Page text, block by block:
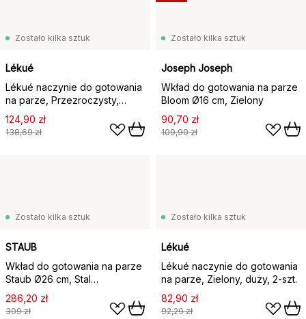
Zostało kilka sztuk
Lékué
Lékué naczynie do gotowania
na parze, Przezroczysty,
szkło, 2‑szt.
124,90 zł
138,69 zł
Zostało kilka sztuk
Joseph Joseph
Wkład do gotowania na parze
Bloom Ø16 cm, Zielony
90,70 zł
109,90 zł
Zostało kilka sztuk
STAUB
Wkład do gotowania na parze
Staub Ø26 cm, Stal
nierdzewna
286,20 zł
309 zł
Zostało kilka sztuk
Lékué
Lékué naczynie do gotowania
na parze, Zielony, duży, 2‑szt.
82,90 zł
92,29 zł